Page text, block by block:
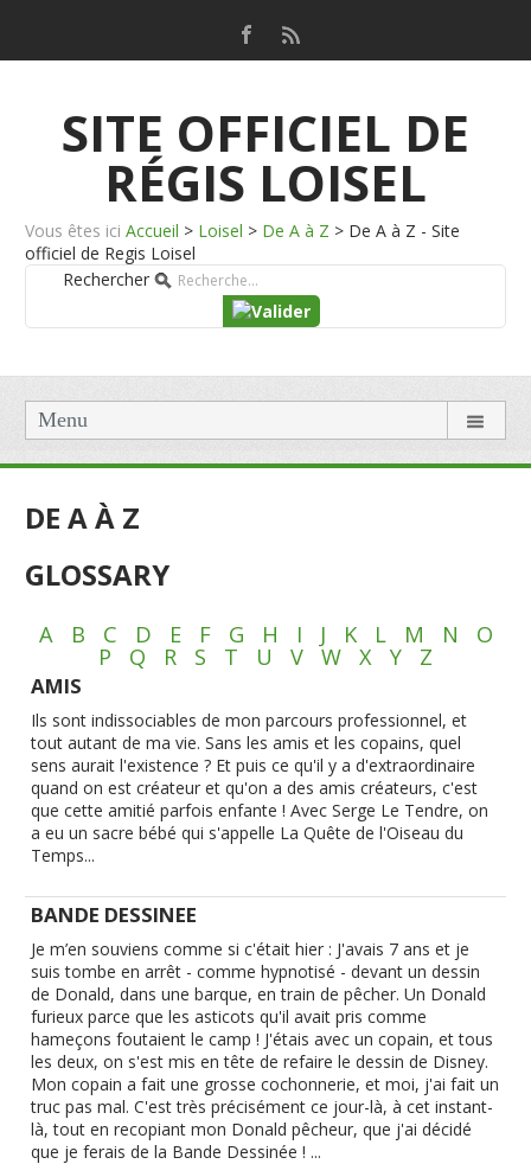
SITE OFFICIEL DE
RÉGIS LOISEL
Vous êtes ici Accueil > Loisel > De A à Z > De A à Z - Site
officiel de Regis Loisel
Rechercher
Menu
DE A À Z
GLOSSARY
A B C D E F G H I J K L M N O
P Q R S T U V W X Y Z
AMIS
Ils sont indissociables de mon parcours professionnel, et
tout autant de ma vie. Sans les amis et les copains, quel
sens aurait l'existence ? Et puis ce qu'il y a d'extraordinaire
quand on est créateur et qu'on a des amis créateurs, c'est
que cette amitié parfois enfante ! Avec Serge Le Tendre, on
a eu un sacre bébé qui s'appelle La Quête de l'Oiseau du
Temps...
BANDE DESSINEE
Je m’en souviens comme si c'était hier : J'avais 7 ans et je
suis tombe en arrêt - comme hypnotisé - devant un dessin
de Donald, dans une barque, en train de pêcher. Un Donald
furieux parce que les asticots qu'il avait pris comme
hameçons foutaient le camp ! J'étais avec un copain, et tous
les deux, on s'est mis en tête de refaire le dessin de Disney.
Mon copain a fait une grosse cochonnerie, et moi, j'ai fait un
truc pas mal. C'est très précisément ce jour-là, à cet instant-
là, tout en recopiant mon Donald pêcheur, que j'ai décidé
que je ferais de la Bande Dessinée ! ...